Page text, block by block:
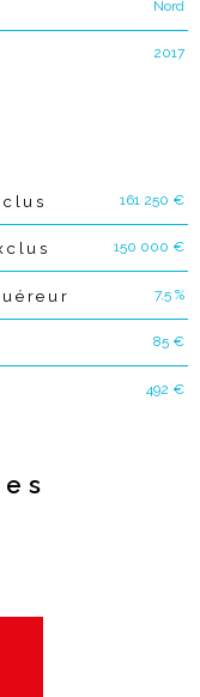
Nord
2017
161 250 €
150 000 €
7,5 %
85 €
492 €